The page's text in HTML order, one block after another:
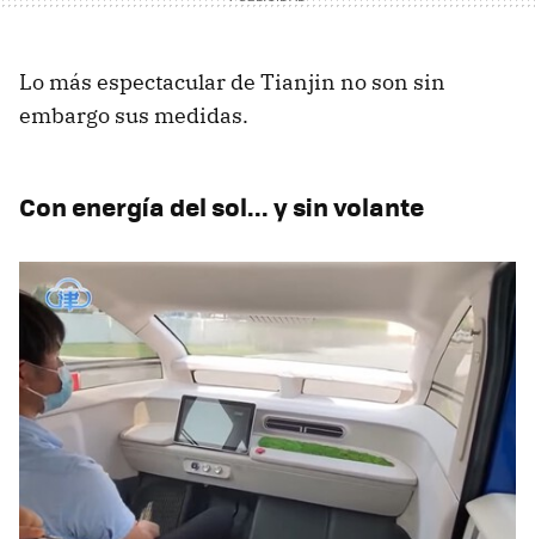
Lo más espectacular de Tianjin no son sin
embargo sus medidas.
Con energía del sol... y sin volante